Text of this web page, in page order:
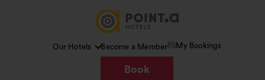
Our Hotels Become a Member My Bookings
Book